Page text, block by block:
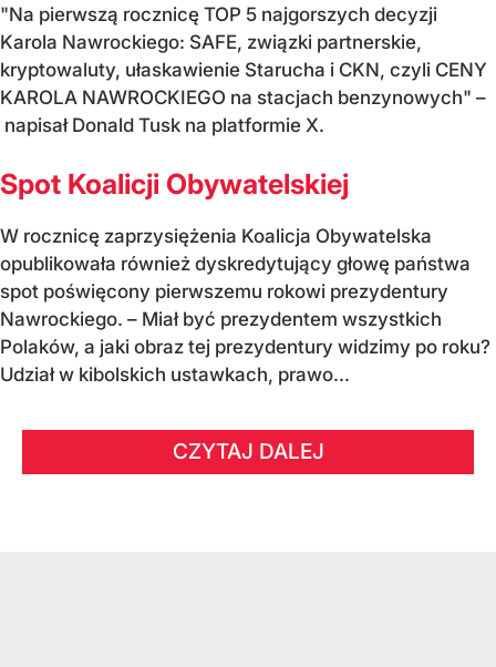
"Na pierwszą rocznicę TOP 5 najgorszych decyzji
Karola Nawrockiego: SAFE, związki partnerskie,
kryptowaluty, ułaskawienie Starucha i CKN, czyli CENY
KAROLA NAWROCKIEGO na stacjach benzynowych" –
napisał Donald Tusk na platformie X.
Spot Koalicji Obywatelskiej
W rocznicę zaprzysiężenia Koalicja Obywatelska
opublikowała również dyskredytujący głowę państwa
spot poświęcony pierwszemu rokowi prezydentury
Nawrockiego. – Miał być prezydentem wszystkich
Polaków, a jaki obraz tej prezydentury widzimy po roku?
Udział w kibolskich ustawkach, prawo...
CZYTAJ DALEJ